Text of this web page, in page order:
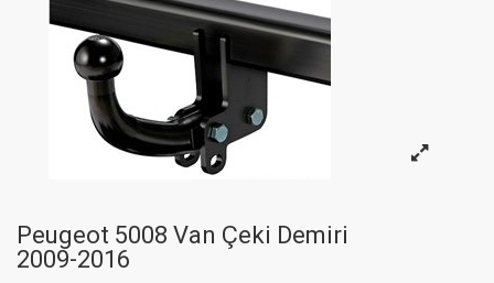
Peugeot 5008 Van Çeki Demiri
2009-2016